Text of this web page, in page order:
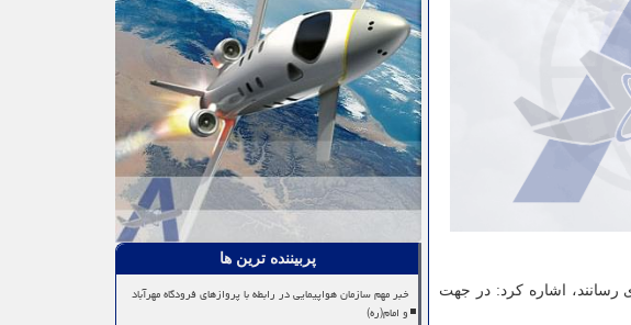
رسانند، اشاره کرد: در جهت
پربیننده ترین ها
خبر مهم سازمان هواپیمایی در رابطه با پروازهای فرودگاه مهرآباد
و امام(ره)